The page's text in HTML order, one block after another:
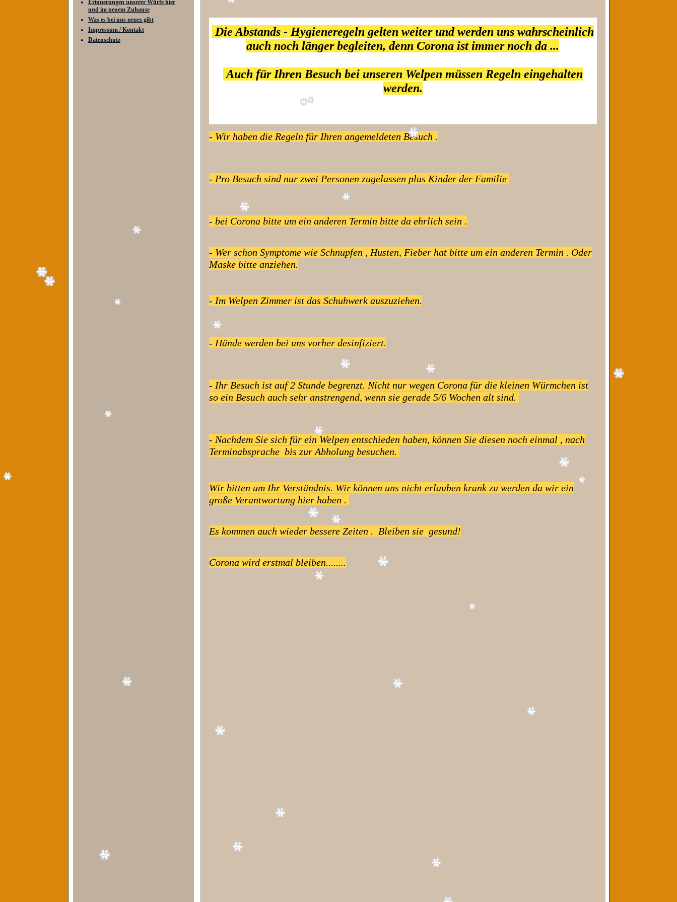
Erinnerungen unserer Würfe hier
und im neuem Zuhause
Was es bei uns neues gibt
Impressum / Kontakt
Datenschutz
Die Abstands - Hygieneregeln gelten weiter und werden uns wahrscheinlich
auch noch länger begleiten, denn Corona ist immer noch da ...
Auch für Ihren Besuch bei unseren Welpen müssen Regeln eingehalten
werden.
- Wir haben die Regeln für Ihren angemeldeten Besuch .
- Pro Besuch sind nur zwei Personen zugelassen plus Kinder der Familie
- bei Corona bitte um ein anderen Termin bitte da ehrlich sein .
- Wer schon Symptome wie Schnupfen , Husten, Fieber hat bitte um ein anderen Termin . Oder
Maske bitte anziehen.
- Im Welpen Zimmer ist das Schuhwerk auszuziehen.
- Hände werden bei uns vorher desinfiziert.
- Ihr Besuch ist auf 2 Stunde begrenzt. Nicht nur wegen Corona für die kleinen Würmchen ist
so ein Besuch auch sehr anstrengend, wenn sie gerade 5/6 Wochen alt sind.
- Nachdem Sie sich für ein Welpen entschieden haben, können Sie diesen noch einmal , nach
Terminabsprache bis zur Abholung besuchen.
Wir bitten um Ihr Verständnis. Wir können uns nicht erlauben krank zu werden da wir ein
große Verantwortung hier haben .
Es kommen auch wieder bessere Zeiten . Bleiben sie gesund!
Corona wird erstmal bleiben........